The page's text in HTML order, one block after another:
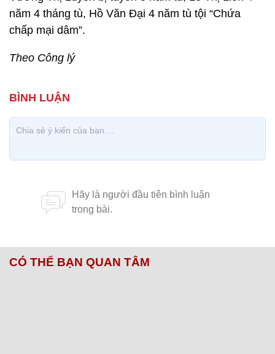
năm 4 tháng tù, Hồ Văn Đại 4 năm tù tội “Chứa
chấp mại dâm”.
Theo Công lý
CÓ THỂ BẠN QUAN TÂM